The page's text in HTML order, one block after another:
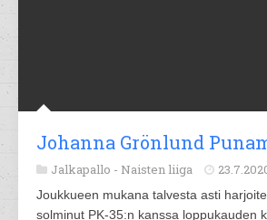
Johanna Grönlund
Jalkapallo - Naisten liiga
Joukkueen mukana talvesta asti
solminut PK-35:n kanssa loppukauden